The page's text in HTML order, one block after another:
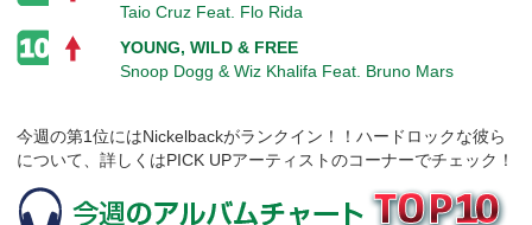
Taio Cruz Feat. Flo Rida
YOUNG, WILD & FREE
Snoop Dogg & Wiz Khalifa Feat. Bruno Mars
今週の第1位にはNickelbackがランクイン！！ハードロックな彼ら
について、詳しくはPICK UPアーティストのコーナーでチェック！